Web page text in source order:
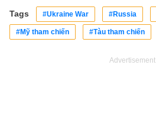
Tags #Ukraine War #Russia
#Mỹ tham chiến #Tàu tham chiến
Advertisement